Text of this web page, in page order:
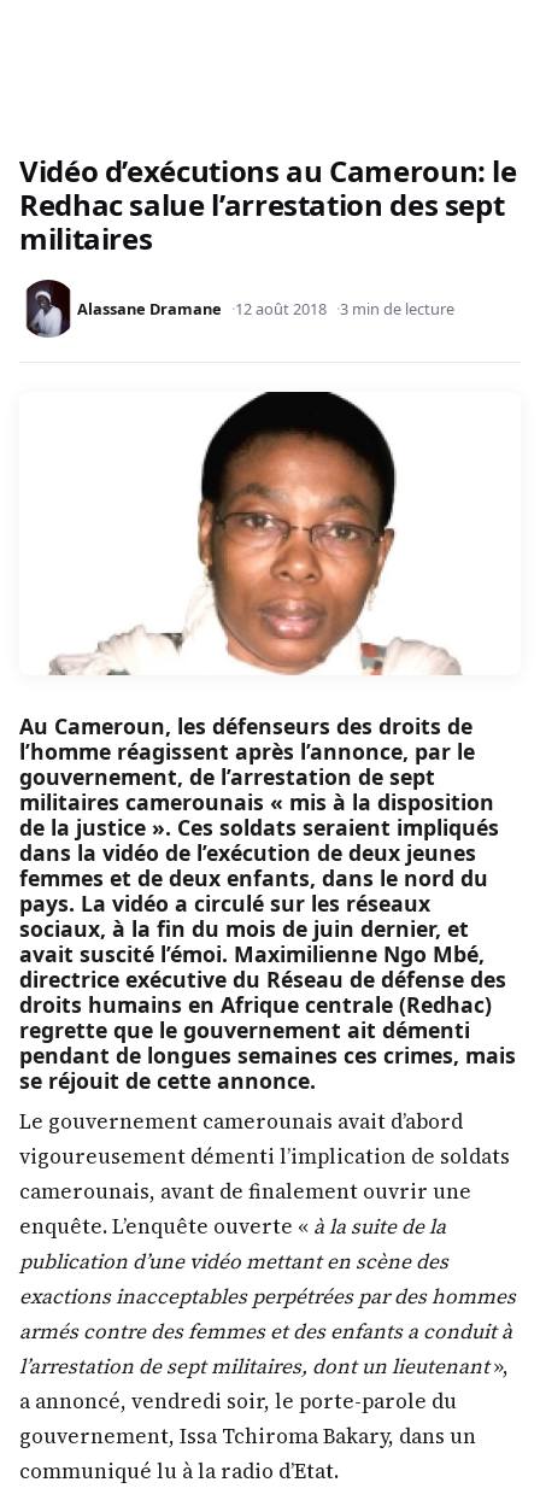
Vidéo d’exécutions au Cameroun: le
Redhac salue l’arrestation des sept
militaires
Alassane Dramane 12 août 2018 3 min de lecture
Au Cameroun, les défenseurs des droits de
l’homme réagissent après l’annonce, par le
gouvernement, de l’arrestation de sept
militaires camerounais « mis à la disposition
de la justice ». Ces soldats seraient impliqués
dans la vidéo de l’exécution de deux jeunes
femmes et de deux enfants, dans le nord du
pays. La vidéo a circulé sur les réseaux
sociaux, à la fin du mois de juin dernier, et
avait suscité l’émoi. Maximilienne Ngo Mbé,
directrice exécutive du Réseau de défense des
droits humains en Afrique centrale (Redhac)
regrette que le gouvernement ait démenti
pendant de longues semaines ces crimes, mais
se réjouit de cette annonce.
Le gouvernement camerounais avait d’abord
vigoureusement démenti l’implication de soldats
camerounais, avant de finalement ouvrir une
enquête. L’enquête ouverte « à la suite de la
publication d’une vidéo mettant en scène des
exactions inacceptables perpétrées par des hommes
armés contre des femmes et des enfants a conduit à
l’arrestation de sept militaires, dont un lieutenant»,
a annoncé, vendredi soir, le porte-parole du
gouvernement, Issa Tchiroma Bakary, dans un
communiqué lu à la radio d’Etat.